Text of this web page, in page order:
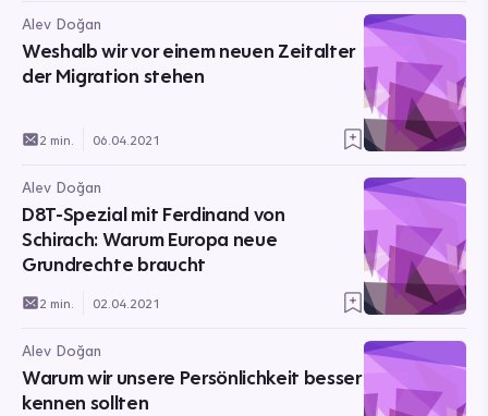
Alev Doğan
Weshalb wir vor einem neuen Zeitalter
der Migration stehen
2 min. 06.04.2021
Alev Doğan
D8T-Spezial mit Ferdinand von
Schirach: Warum Europa neue
Grundrechte braucht
2 min. 02.04.2021
Alev Doğan
Warum wir unsere Persönlichkeit besser
kennen sollten